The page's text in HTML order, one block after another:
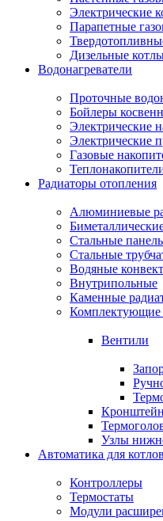
Электрические
Парапетные
Дизельные
Водонагреватели
Проточные
Бойлеры
Электрические
Электрические
Газовые
Радиаторы отопления
Алюминиевые
Стальные
Стальные
Водяные
Внутрипольные
Каменные
Комплектующие
Вентили
Узлы
Автоматика для котлов
Контроллеры
Термостаты
Модули